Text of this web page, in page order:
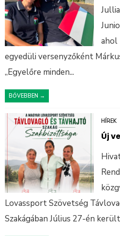
ahol
egyedüli versenyzőként
„Egyelőre minden...
BŐVEBBEN →
HÍREK
Új
Lovassport Szövetség
Szakágában Július 27-én került